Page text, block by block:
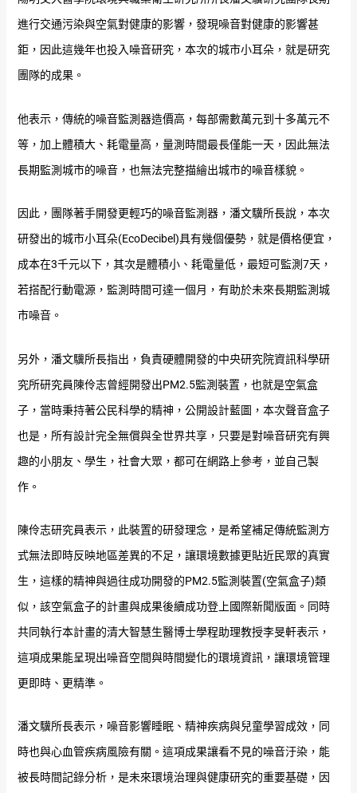
進行交通污染與空氣對健康的影響，發現噪音對健康的影響甚
鉅，因此這幾年也投入噪音研究，本次的城市小耳朵，就是研究
團隊的成果。
他表示，傳統的噪音監測器造價高，每部需數萬元到十多萬元不
等，加上體積大、耗電量高，量測時間最長僅能一天，因此無法
長期監測城市的噪音，也無法完整描繪出城市的噪音樣貌。
因此，團隊著手開發更輕巧的噪音監測器，潘文驥所長說，本次
研發出的城市小耳朵(EcoDecibel)具有幾個優勢，就是價格便宜，
成本在3千元以下，其次是體積小、耗電量低，最短可監測7天，
若搭配行動電源，監測時間可達一個月，有助於未來長期監測城
市噪音。
另外，潘文驥所長指出，負責硬體開發的中央研究院資訊科學研
究所研究員陳伶志曾經開發出PM2.5監測裝置，也就是空氣盒
子，當時秉持著公民科學的精神，公開設計藍圖，本次聲音盒子
也是，所有設計完全無償與全世界共享，只要是對噪音研究有興
趣的小朋友、學生，社會大眾，都可在網路上參考，並自己製
作。
陳伶志研究員表示，此裝置的研發理念，是希望補足傳統監測方
式無法即時反映地區差異的不足，讓環境數據更貼近民眾的真實
生，這樣的精神與過往成功開發的PM2.5監測裝置(空氣盒子)類
似，該空氣盒子的計畫與成果後續成功登上國際新聞版面。同時
共同執行本計畫的清大智慧生醫博士學程助理教授李旻軒表示，
這項成果能呈現出噪音空間與時間變化的環境資訊，讓環境管理
更即時、更精準。
潘文驥所長表示，噪音影響睡眠、精神疾病與兒童學習成效，同
時也與心血管疾病風險有關。這項成果讓看不見的噪音汙染，能
被長時間記錄分析，是未來環境治理與健康研究的重要基礎，因